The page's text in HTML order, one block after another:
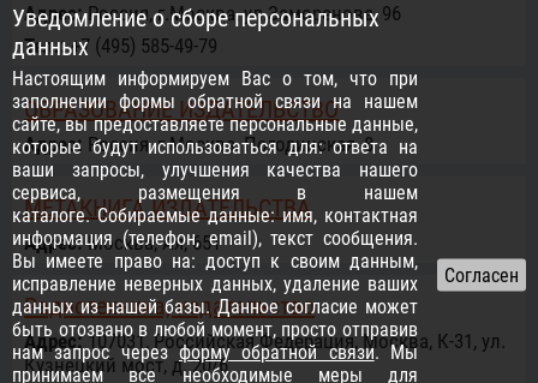
Адрес:Россия, г.Москва, ул.Заморенова, 96
Тел.:+7 (495) 585-49-79
ОБРАЗОВАНИЕ ИЗДАТЕЛЬСТВО
Адрес: Россия, г.Москва, Погодинская, 8
МЕТАКНИГА ИЗДАТЕЛЬСТВА
Адрес:Москва, Ая, 651
Радиотехника, издательство
Адрес:107031, Российская Федерация, Москва, К-31, ул.
Кузнецкий мост, д. 20/6
Уведомление о сборе персональных
данных
Настоящим информируем Вас о том, что при
заполнении формы обратной связи на нашем
сайте, вы предоставляете персональные данные,
которые будут использоваться для: ответа на
ваши запросы, улучшения качества нашего
сервиса, размещения в нашем
каталоге. Собираемые данные: имя, контактная
информация (телефон, email), текст сообщения.
Вы имеете право на: доступ к своим данным,
исправление неверных данных, удаление ваших
данных из нашей базы. Данное согласие может
быть отозвано в любой момент, просто отправив
нам запрос черезформу обратной связи. Мы
принимаем все необходимые меры для